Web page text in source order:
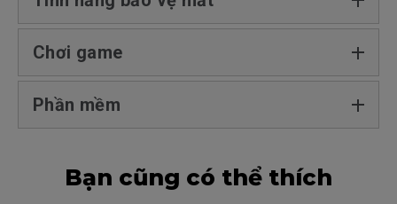
Chơi game
Phần mềm
Bạn cũng có thể thích